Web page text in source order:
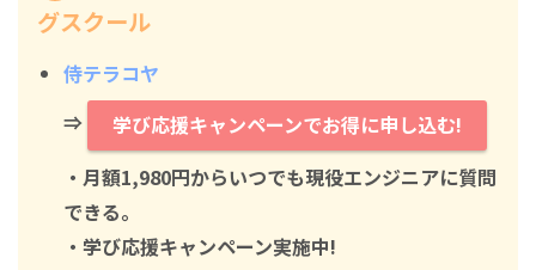
グスクール
侍テラコヤ
⇒
学び応援キャンペーンでお得に申し込む!
・月額1,980円からいつでも現役エンジニアに質問
できる。
・学び応援キャンペーン実施中!